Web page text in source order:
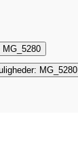
MG_5280
MG_5280